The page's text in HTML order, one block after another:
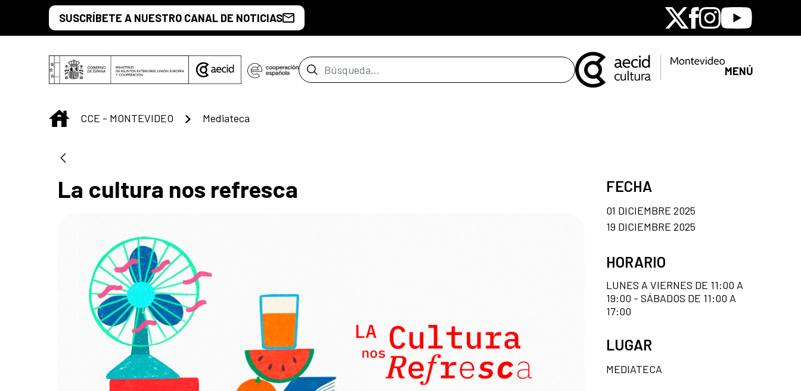
Saltar al contenido principal
SUSCRÍBETE A NUESTRO CANAL DE NOTICIAS X Facebook
Instagram
Youtube
Barra de búsqueda MENÚ
INICIO
CCE - MONTEVIDEO Mediateca
La cultura nos refresca FECHA
01 DICIEMBRE 2025
19 DICIEMBRE 2025
HORARIO
LUNES A VIERNES DE 11:00 A
19:00 - SÁBADOS DE 11:00 A
17:00
LUGAR
MEDIATECA